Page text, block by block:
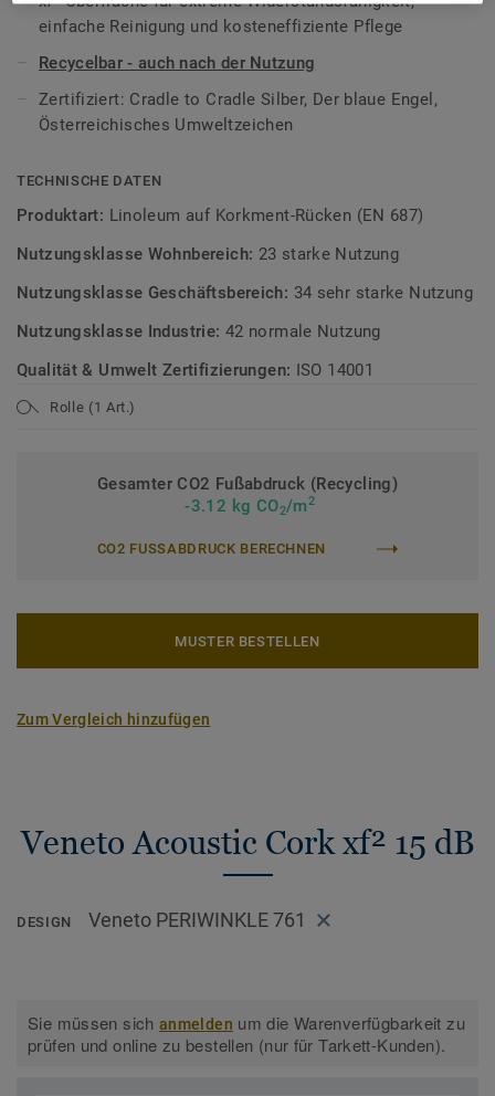
nachhaltigen und kreislauffähigen
Bodenbelagskollektionen. Recyclingfähig auch nach dem
Gebrauch.
Mehr über Tarkett Linoleum erfahren:
einfache Reinigung und kosteneffiziente Pflege
Recycelbar - auch nach der Nutzung
Zertifiziert: Cradle to Cradle Silber, Der blaue Engel,
Österreichisches Umweltzeichen
TECHNISCHE DATEN
Produktart: Linoleum auf Korkment-Rücken (EN 687)
Nutzungsklasse Wohnbereich: 23 starke Nutzung
Nutzungsklasse Geschäftsbereich: 34 sehr starke Nutzung
Nutzungsklasse Industrie: 42 normale Nutzung
Qualität & Umwelt Zertifizierungen: ISO 14001
Rolle (1 Art.)
Gesamter CO2 Fußabdruck (Recycling)
-3.12 kg CO2/m2
CO2 FUSSABDRUCK BERECHNEN
MUSTER BESTELLEN
Zum Vergleich hinzufügen
Veneto Acoustic Cork xf² 15 dB
DESIGN Veneto PERIWINKLE 761
Sie müssen sichanmelden um die Warenverfügbarkeit zu
prüfen und online zu bestellen (nur für Tarkett-Kunden).